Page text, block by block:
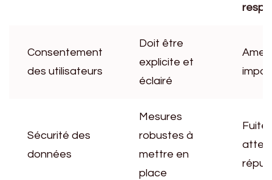
Consentement
des utilisateurs
Doit être
explicite et
éclairé
Sécurité des
données
Mesures
robustes à
mettre en
place